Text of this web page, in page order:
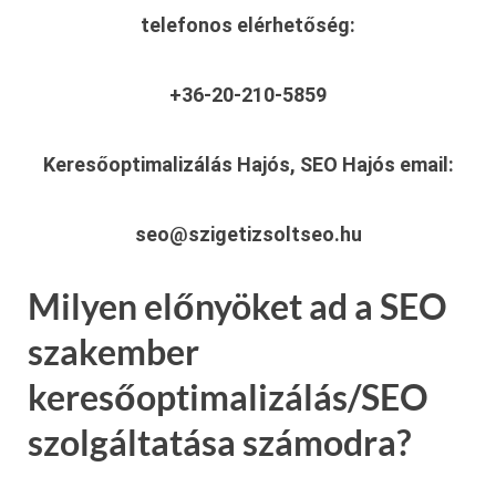
telefonos elérhetőség:
+36-20-210-5859
Keresőoptimalizálás Hajós, SEO Hajós email:
seo@szigetizsoltseo.hu
Milyen előnyöket ad a SEO
szakember
keresőoptimalizálás/SEO
szolgáltatása számodra?